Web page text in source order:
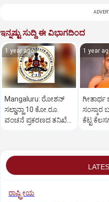
ಇನ್ನಷ್ಟು ಸುದ್ದಿ ಈ ವಿಭಾಗದಿಂದ
1 year ago
Mangaluru: ರೋಶನ್‌
ಸಲ್ಡಾನ್ಹಾ 10 ಕೋ.ರೂ.
ವಂಚನೆ ಪ್ರಕರಣದ ತನಿಖೆ
1 year
ಗೀತಾರ್ಥ
ಸಂಸ್ಕಾರ
ಕೆಟ್ಟ
ರಾಷ್ಟ್ರೀಯ